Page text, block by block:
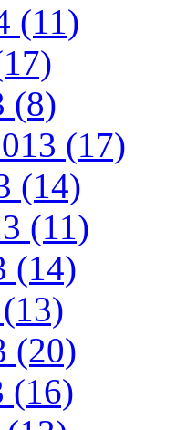
(11)
(8)
(17)
(14)
(11)
(14)
(20)
(16)